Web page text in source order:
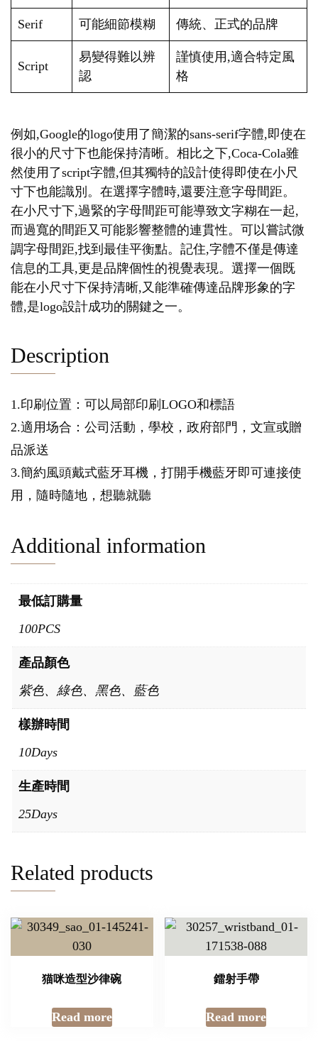
Serif 可能細節模糊 傳統、正式的品牌
Script
易變得難以辨
認
謹慎使用,適合特定風
格
例如,Google的logo使用了簡潔的sans-serif字體,即使在
很小的尺寸下也能保持清晰。相比之下,Coca-Cola雖
然使用了script字體,但其獨特的設計使得即使在小尺
寸下也能識別。在選擇字體時,還要注意字母間距。
在小尺寸下,過緊的字母間距可能導致文字糊在一起,
而過寬的間距又可能影響整體的連貫性。可以嘗試微
調字母間距,找到最佳平衡點。記住,字體不僅是傳達
信息的工具,更是品牌個性的視覺表現。選擇一個既
能在小尺寸下保持清晰,又能準確傳達品牌形象的字
體,是logo設計成功的關鍵之一。
Description
1.印刷位置：可以局部印刷LOGO和標語
2.適用场合：公司活動，學校，政府部門，文宣或贈
品派送
3.簡約風頭戴式藍牙耳機，打開手機藍牙即可連接使
用，隨時隨地，想聽就聽
Additional information
最低訂購量
100PCS
產品顏色
紫色、綠色、黑色、藍色
樣辦時間
10Days
生產時間
25Days
Related products
猫咪造型沙律碗
Read more
鐳射手帶
Read more